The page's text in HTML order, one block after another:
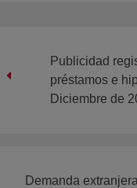
Publicidad
préstamos e
Diciembre de
Demanda